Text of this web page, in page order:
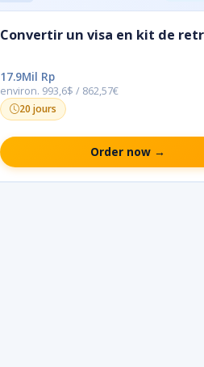
Convertir un visa en kit de
17.9Mil Rp
environ. 993,6$ / 862,57€
20 jours
Order now →